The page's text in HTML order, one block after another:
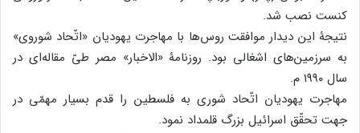
کنست نصب شد.
نتیجۀ این دیدار موافقت روس‌ها با مهاجرت یهودیان «اتّحاد شوروی»
به سرزمین‌های اشغالی بود. روزنامۀ «الاخبار» مصر طیّ مقاله‌ای در
سال ۱۹۹۰ م.
مهاجرت یهودیان اتّحاد شوری به فلسطین را قدم بسیار مهمّی در
جهت تحقّق اسرائیل بزرگ قلمداد نمود.